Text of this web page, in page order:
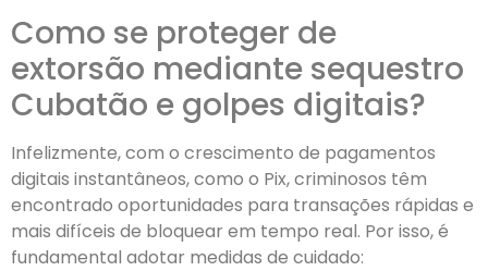
Como se proteger de
extorsão mediante sequestro
Cubatão e golpes digitais?
Infelizmente, com o crescimento de pagamentos
digitais instantâneos, como o Pix, criminosos têm
encontrado oportunidades para transações rápidas e
mais difíceis de bloquear em tempo real. Por isso, é
fundamental adotar medidas de cuidado: